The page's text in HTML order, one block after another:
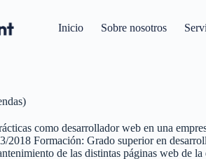
Inicio Sobre nosotros
como desarrollador web en una
2018 Formación: Grado superior en
de las distintas páginas web de la